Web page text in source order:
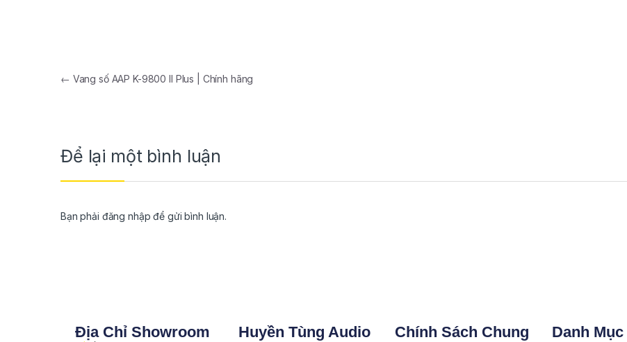
← Vang số AAP K-9800 II Plus | Chính hãng
Để lại một bình luận
Bạn phải đăng nhập để gửi bình luận.
Địa Chỉ Showroom Huyền Tùng Audio Chính Sách Chung Danh Mục